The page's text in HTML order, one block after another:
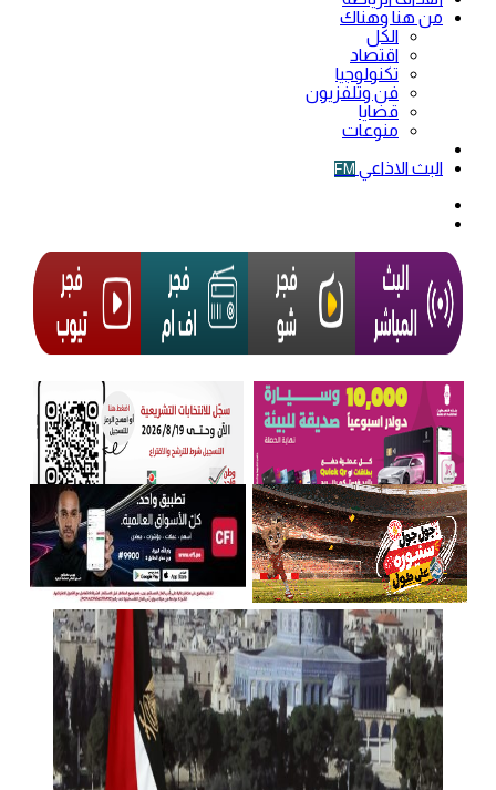
من هنا وهناك
الكل
اقتصاد
تكنولوجيا
فن وتلفزيون
قضايا
منوعات
البث الاذاعي FM